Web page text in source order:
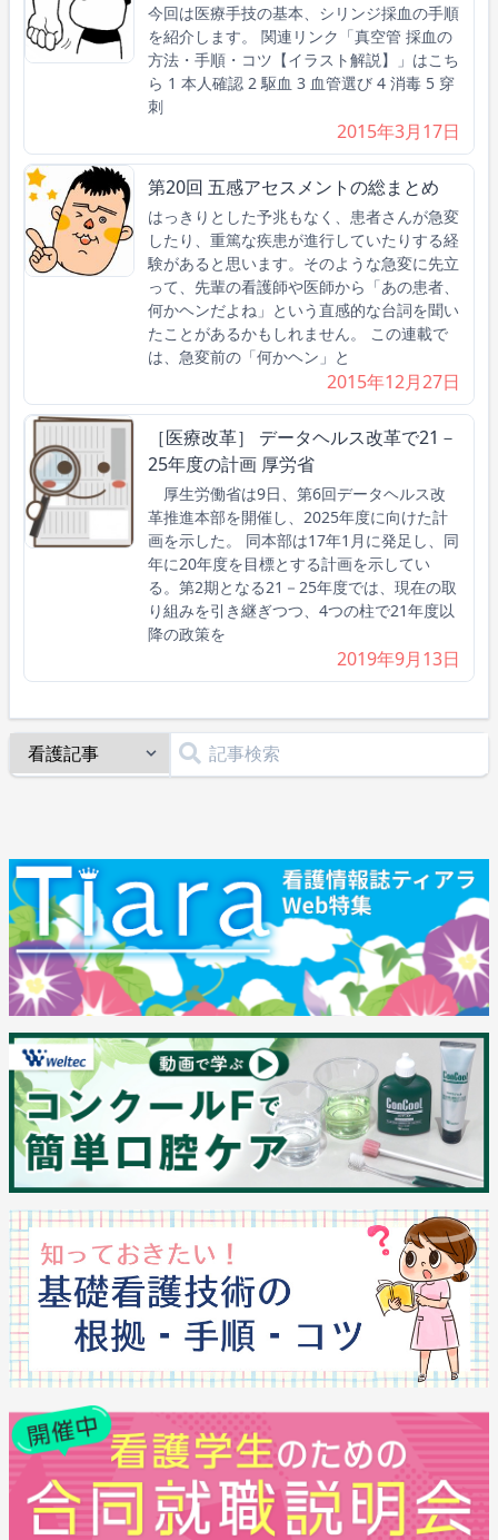
今回は医療手技の基本、シリンジ採血の手順
を紹介します。 関連リンク「真空管 採血の
方法・手順・コツ【イラスト解説】」はこち
ら 1 本人確認 2 駆血 3 血管選び 4 消毒 5 穿
刺
2015年3月17日
第20回 五感アセスメントの総まとめ
はっきりとした予兆もなく、患者さんが急変
したり、重篤な疾患が進行していたりする経
験があると思います。そのような急変に先立
って、先輩の看護師や医師から「あの患者、
何かヘンだよね」という直感的な台詞を聞い
たことがあるかもしれません。 この連載で
は、急変前の「何かヘン」と
2015年12月27日
［医療改革］ データヘルス改革で21－
25年度の計画 厚労省
厚生労働省は9日、第6回データヘルス改
革推進本部を開催し、2025年度に向けた計
画を示した。 同本部は17年1月に発足し、同
年に20年度を目標とする計画を示してい
る。第2期となる21－25年度では、現在の取
り組みを引き継ぎつつ、4つの柱で21年度以
降の政策を
2019年9月13日